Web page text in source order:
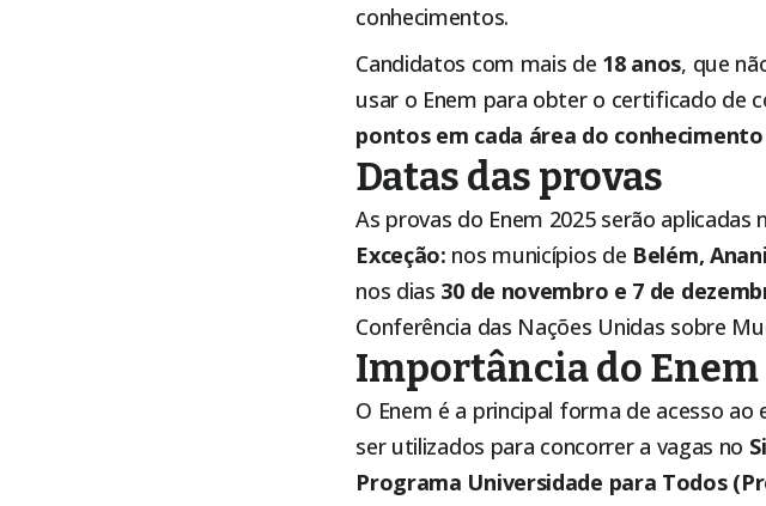
conhecimentos.
Candidatos com mais de 18 anos, que
usar o Enem para obter o certificado de
pontos em cada área do conhecimento
Datas das provas
As provas do Enem 2025 serão aplicadas
Exceção: nos municípios de Belém,
nos dias 30 de novembro e 7 de
Conferência das Nações Unidas sobre
Importância do Enem
O Enem é a principal forma de acesso
ser utilizados para concorrer a vagas no
Programa Universidade para Todos